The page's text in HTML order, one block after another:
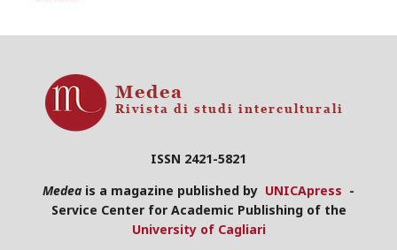
ISSN 2421-5821
Medea is a magazine published by UNICApress -
Service Center for Academic Publishing of the
University of Cagliari